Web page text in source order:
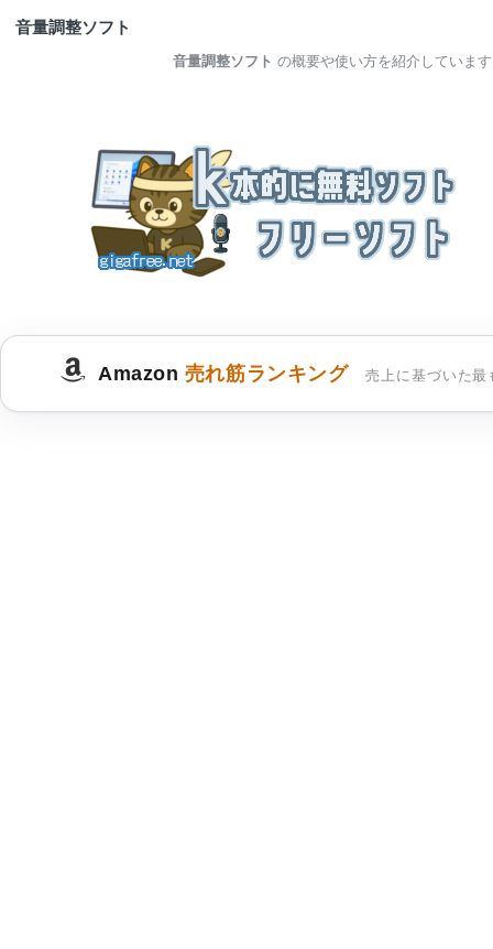
音量調整ソフト
音量調整ソフト の概要や使い方を紹介しています
Amazon 売れ筋ランキング 売上に基づいた最